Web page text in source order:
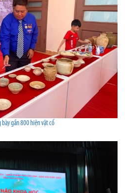
gần 800 hiện vật cổ